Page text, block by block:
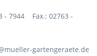
- 7944 Fax.: 02763 -
gartengeraete.de